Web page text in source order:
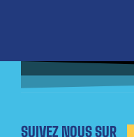
SUIVEZ NOUS SUR